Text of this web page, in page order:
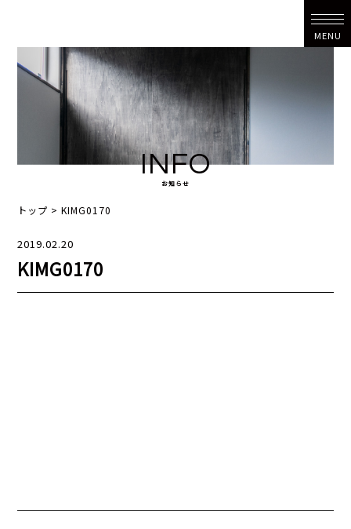
MENU
INFO
お知らせ
トップ >KIMG0170
2019.02.20
KIMG0170